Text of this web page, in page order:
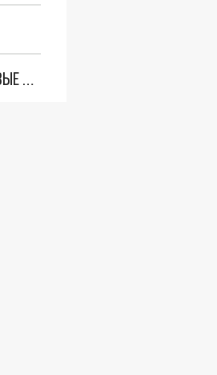
"ОЧЕНЬ ПЛОХИЕ НОВОСТИ": БОЛЬШАЯ ОШИБКА PALANTIR В РОССИИ. СТРАНЫ НАТО ВПЕРВЫЕ ЗА СВО ОСТАНОВИЛИ ПОСТАВКИ ОРУЖИЯ. ВСУ ТЕРЯЮТ ПРИГРАНИЧЬЕ?